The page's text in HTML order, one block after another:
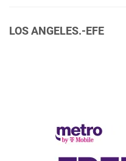
LOS ANGELES.-EFE